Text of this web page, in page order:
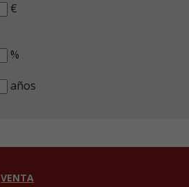
€
%
años
VENTA